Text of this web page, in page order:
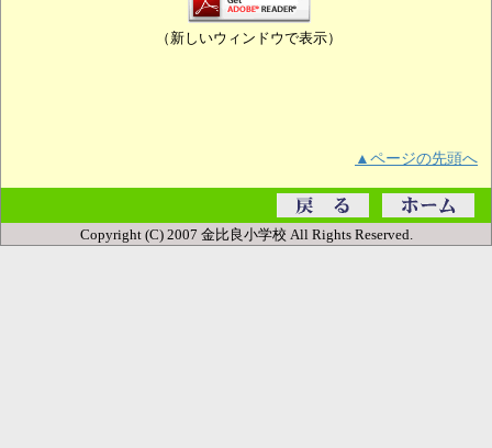
（新しいウィンドウで表示）
▲ページの先頭へ
Copyright (C) 2007 金比良小学校 All Rights Reserved.